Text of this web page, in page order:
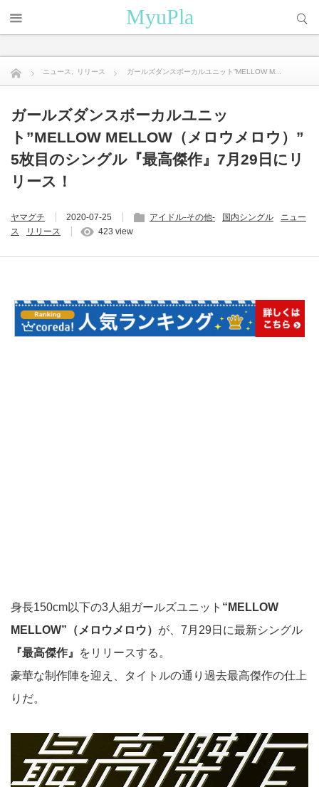
MyuPla
ニュース リリース ガールズダンスボーカルユニット”MELLOW M...
ガールズダンスボーカルユニッ
ト”MELLOW MELLOW（メロウメロウ）”
5枚目のシングル『最高傑作』7月29日にリ
リース！
ヤマグチ 2020-07-25 アイドル-その他- 国内シングル
ニュー
ス
リリース 423 view
身長150cm以下の3人組ガールズユニット “MELLOW
MELLOW”（メロウメロウ） が、7月29日に最新シングル
『最高傑作』
をリリースする。
豪華な制作陣を迎え、タイトルの通り過去最高傑作の仕上
りだ。